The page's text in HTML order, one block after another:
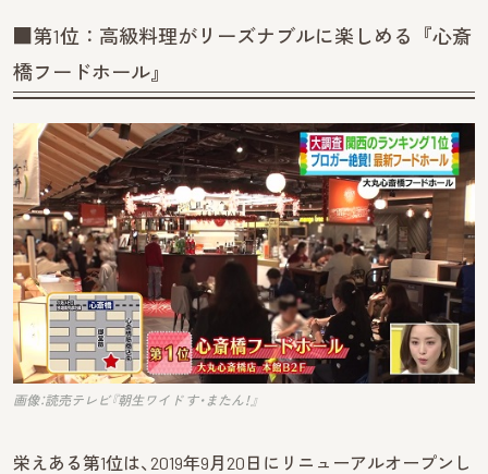
■第1位：高級料理がリーズナブルに楽しめる『心斎
橋フードホール』
画像：読売テレビ『朝生ワイド す・またん！』
栄えある第1位は、2019年9月20日にリニューアルオープンし